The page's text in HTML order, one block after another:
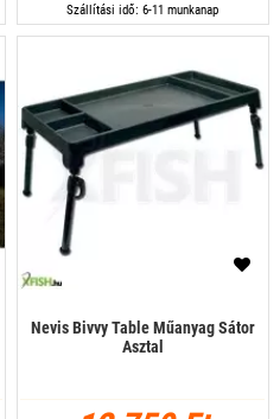
Szállítási idő: 6-11 munkanap
Nevis Bivvy Table Műanyag Sátor
Asztal